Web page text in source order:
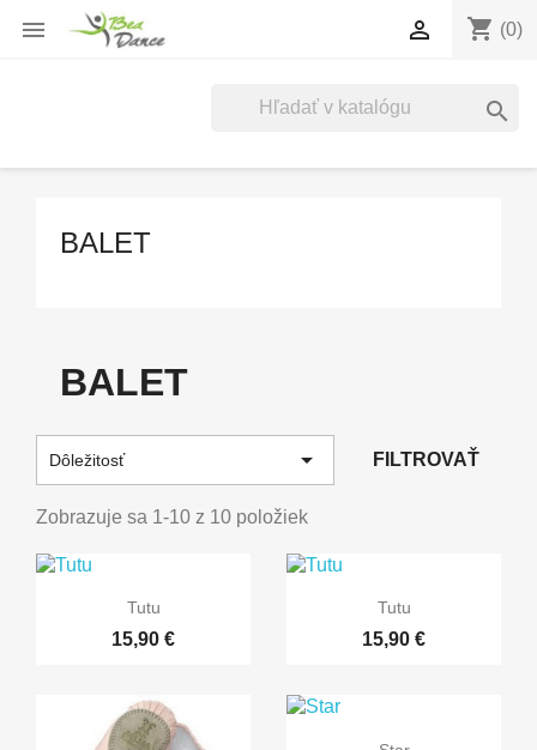
 shopping_cart (0)


BALET
BALET
Dôležitosť  FILTROVAŤ
Zobrazuje sa 1-10 z 10 položiek
Rýchly náhľad
Tutu
15,90 €
Rýchly náhľad
Tutu
15,90 €
Rýchly náhľad